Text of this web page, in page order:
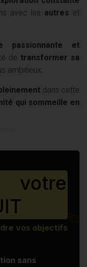
avec les autres et
passionnante et
de transformer sa
ambitieux.
dans cette
qui sommeille en
votre
vos objectifs
sans